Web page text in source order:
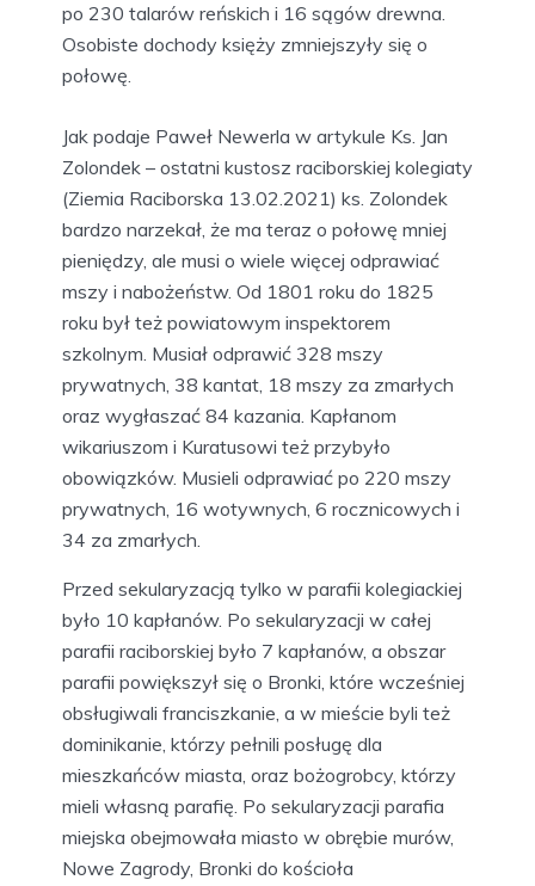
po 230 talarów reńskich i 16 sągów drewna.
Osobiste dochody księży zmniejszyły się o
połowę.
Jak podaje Paweł Newerla w artykule Ks. Jan
Zolondek – ostatni kustosz raciborskiej kolegiaty
(Ziemia Raciborska 13.02.2021) ks. Zolondek
bardzo narzekał, że ma teraz o połowę mniej
pieniędzy, ale musi o wiele więcej odprawiać
mszy i nabożeństw. Od 1801 roku do 1825
roku był też powiatowym inspektorem
szkolnym. Musiał odprawić 328 mszy
prywatnych, 38 kantat, 18 mszy za zmarłych
oraz wygłaszać 84 kazania. Kapłanom
wikariuszom i Kuratusowi też przybyło
obowiązków. Musieli odprawiać po 220 mszy
prywatnych, 16 wotywnych, 6 rocznicowych i
34 za zmarłych.
Przed sekularyzacją tylko w parafii kolegiackiej
było 10 kapłanów. Po sekularyzacji w całej
parafii raciborskiej było 7 kapłanów, a obszar
parafii powiększył się o Bronki, które wcześniej
obsługiwali franciszkanie, a w mieście byli też
dominikanie, którzy pełnili posługę dla
mieszkańców miasta, oraz bożogrobcy, którzy
mieli własną parafię. Po sekularyzacji parafia
miejska obejmowała miasto w obrębie murów,
Nowe Zagrody, Bronki do kościoła